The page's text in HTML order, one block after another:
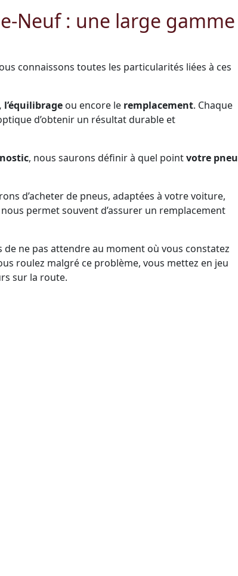
Neuf : une large gamme
connaissons toutes les particularités liées à ces
ou encore le remplacement. Chaque
d’obtenir un résultat durable et
, nous saurons définir à quel pointvotre pneu
d’acheter de pneus, adaptées à votre voiture,
permet souvent d’assurer un remplacement
ne pas attendre au moment où vous constatez
roulez malgré ce problème, vous mettez en jeu
sur la route.